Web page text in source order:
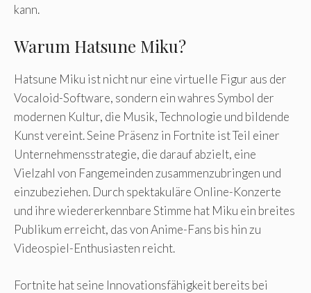
kann.
Warum Hatsune Miku?
Hatsune Miku ist nicht nur eine virtuelle Figur aus der
Vocaloid-Software, sondern ein wahres Symbol der
modernen Kultur, die Musik, Technologie und bildende
Kunst vereint. Seine Präsenz in Fortnite ist Teil einer
Unternehmensstrategie, die darauf abzielt, eine
Vielzahl von Fangemeinden zusammenzubringen und
einzubeziehen. Durch spektakuläre Online-Konzerte
und ihre wiedererkennbare Stimme hat Miku ein breites
Publikum erreicht, das von Anime-Fans bis hin zu
Videospiel-Enthusiasten reicht.
Fortnite hat seine Innovationsfähigkeit bereits bei